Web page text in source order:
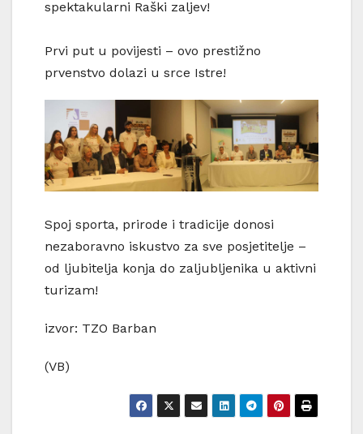
spektakularni Raški zaljev!
Prvi put u povijesti – ovo prestižno
prvenstvo dolazi u srce Istre!
Spoj sporta, prirode i tradicije donosi
nezaboravno iskustvo za sve posjetitelje –
od ljubitelja konja do zaljubljenika u aktivni
turizam!
izvor: TZO Barban
(VB)